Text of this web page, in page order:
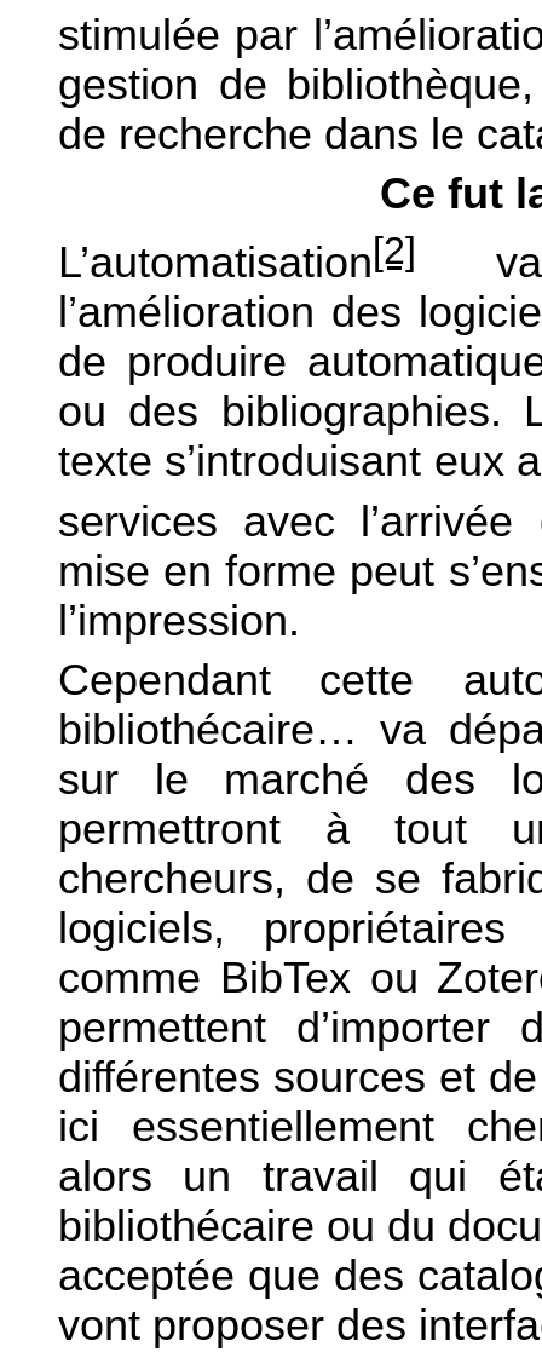
stimulée par
gestion de
de recherche dans le
Ce fut
L’automatisation[2]
va
l’amélioration des
de produire
ou des bibliographies.
texte s’introduisant eux
services avec l’arrivée
mise en forme peut
l’impression.
Cependant cette
bibliothécaire… va
sur le marché des
permettront à tout
chercheurs, de se
logiciels,
comme BibTex ou
permettent d’importer
différentes sources et
ici essentiellement
alors un travail qui
bibliothécaire ou du
acceptée que des
vont proposer des